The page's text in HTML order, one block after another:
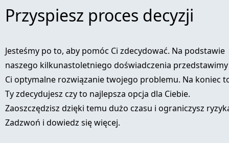
Przyspiesz proces decyzji
Jesteśmy po to, aby pomóc Ci zdecydować. Na podstawie
naszego kilkunastoletniego doświadczenia przedstawimy
Ci optymalne rozwiązanie twojego problemu. Na koniec
Ty zdecydujesz czy to najlepsza opcja dla Ciebie.
Zaoszczędzisz dzięki temu dużo czasu i ograniczysz
Zadzwoń i dowiedz się więcej.